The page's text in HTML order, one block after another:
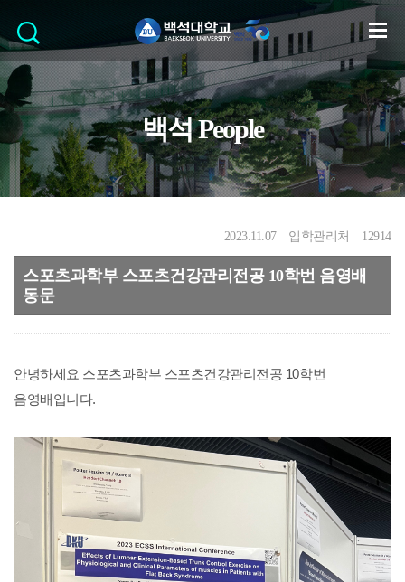
백석 People
2023.11.07 입학관리처 12914
스포츠과학부 스포츠건강관리전공 10학번 음영배
동문
안녕하세요 스포츠과학부 스포츠건강관리전공 10학번
음영배입니다.